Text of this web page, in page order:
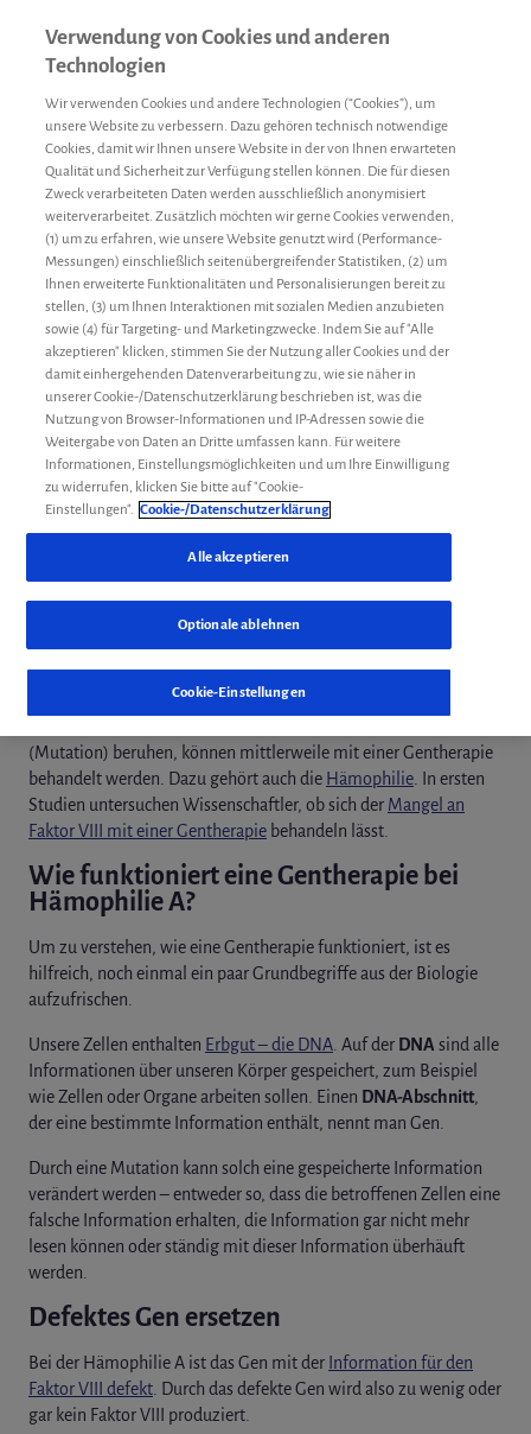
Forschung Redaktion 3. März 2022
Gentherapie bei Hämophilie A
Wie eine Gentherapie funktioniert und ob sie bei Hämophilie A
möglich ist, erfährst Du in diesem Beitrag.
(Mutation) beruhen, können mittlerweile mit einer Gentherapie
behandelt werden. Dazu gehört auch die Hämophilie . In ersten
Studien untersuchen Wissenschaftler, ob sich der Mangel an
Faktor VIII mit einer Gentherapie behandeln lässt.
Wie funktioniert eine Gentherapie bei
Hämophilie A?
Um zu verstehen, wie eine Gentherapie funktioniert, ist es
hilfreich, noch einmal ein paar Grundbegriffe aus der Biologie
aufzufrischen.
Unsere Zellen enthalten Erbgut – die DNA . Auf der DNA sind alle
Informationen über unseren Körper gespeichert, zum Beispiel
wie Zellen oder Organe arbeiten sollen. Einen DNA-Abschnitt,
der eine bestimmte Information enthält, nennt man Gen.
Durch eine Mutation kann solch eine gespeicherte Information
verändert werden – entweder so, dass die betroffenen Zellen eine
falsche Information erhalten, die Information gar nicht mehr
lesen können oder ständig mit dieser Information überhäuft
werden.
Defektes Gen ersetzen
Bei der Hämophilie A ist das Gen mit der Information für den
Faktor VIII defekt . Durch das defekte Gen wird also zu wenig oder
gar kein Faktor VIII produziert.
Verwendung von Cookies und anderen
Technologien
Wir verwenden Cookies und andere Technologien (“Cookies”), um
unsere Website zu verbessern. Dazu gehören technisch notwendige
Cookies, damit wir Ihnen unsere Website in der von Ihnen erwarteten
Qualität und Sicherheit zur Verfügung stellen können. Die für diesen
Zweck verarbeiteten Daten werden ausschließlich anonymisiert
weiterverarbeitet. Zusätzlich möchten wir gerne Cookies verwenden,
(1) um zu erfahren, wie unsere Website genutzt wird (Performance-
Messungen) einschließlich seitenübergreifender Statistiken, (2) um
Ihnen erweiterte Funktionalitäten und Personalisierungen bereit zu
stellen, (3) um Ihnen Interaktionen mit sozialen Medien anzubieten
sowie (4) für Targeting- und Marketingzwecke. Indem Sie auf "Alle
akzeptieren" klicken, stimmen Sie der Nutzung aller Cookies und der
damit einhergehenden Datenverarbeitung zu, wie sie näher in
unserer Cookie-/Datenschutzerklärung beschrieben ist, was die
Nutzung von Browser-Informationen und IP-Adressen sowie die
Weitergabe von Daten an Dritte umfassen kann. Für weitere
Informationen, Einstellungsmöglichkeiten und um Ihre Einwilligung
zu widerrufen, klicken Sie bitte auf "Cookie-
Einstellungen". Cookie-/Datenschutzerklärung
Cookie-Einstellungen
Optionale ablehnen
Alle akzeptieren